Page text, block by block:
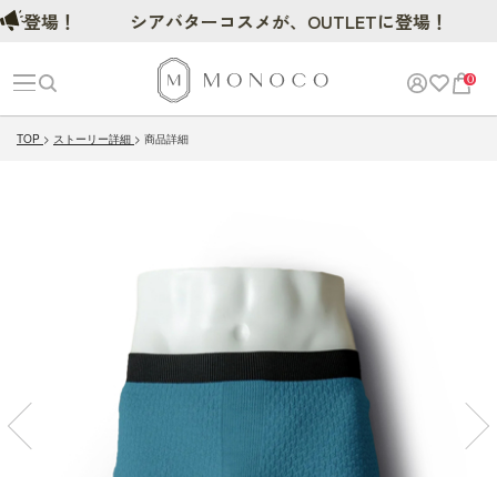
0
TOP ストーリー詳細 商品詳細
場！ シアバターコスメが、OUTLETに登場！